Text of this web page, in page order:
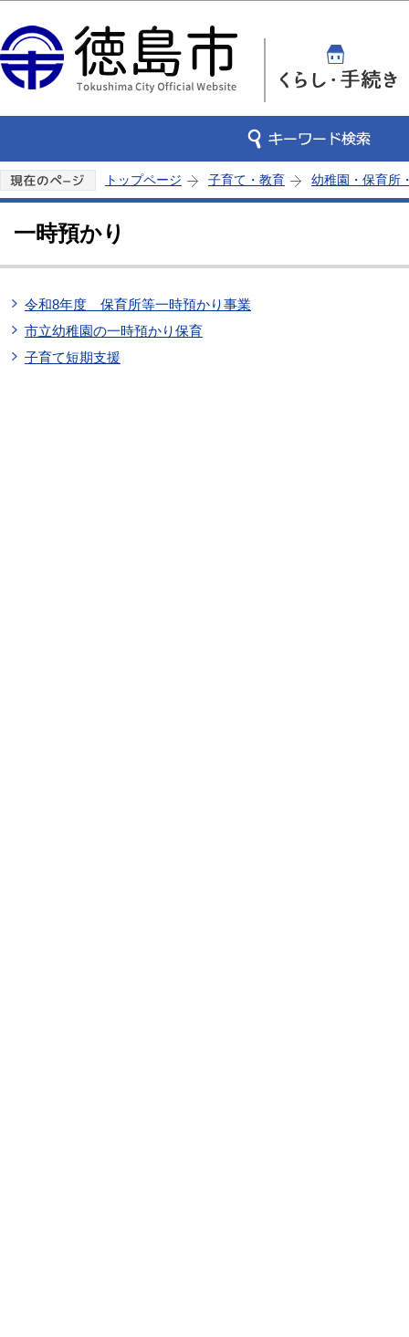
トップページ 子育て・教育 幼稚園・保育所
一時預かり
令和8年度 保育所等一時預かり事業
市立幼稚園の一時預かり保育
子育て短期支援